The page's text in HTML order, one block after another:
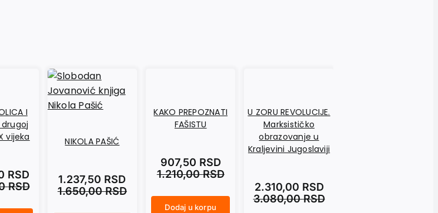
I
drugoj
vijeka
RSD
RSD
NIKOLA PAŠIĆ
1.650,00RSD
1.237,50 RSD
KAKO PREPOZNATI
FAŠISTU
1.210,00RSD
907,50 RSD
Dodaj u korpu
U ZORU REVOLUCIJE.
Marksističko
obrazovanje u
Kraljevini Jugoslaviji
3.080,00RSD
2.310,00 RSD